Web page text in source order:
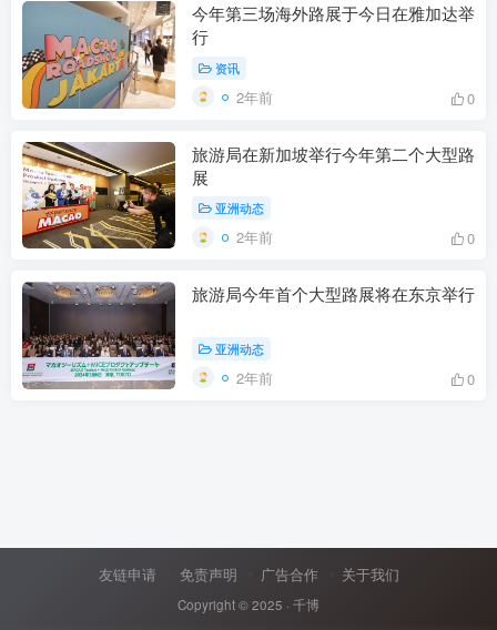
今年第三场海外路展于今日在雅加达举
行
资讯
2年前 0
旅游局在新加坡举行今年第二个大型路
展
亚洲动态
2年前 0
旅游局今年首个大型路展将在东京举行
亚洲动态
2年前 0
友链申请 免责声明 广告合作 关于我们
Copyright © 2025 · 千博